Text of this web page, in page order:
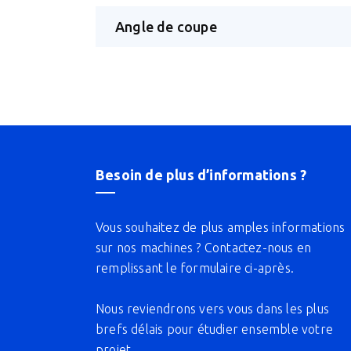
Angle de coupe
Besoin de plus d’informations ?
Vous souhaitez de plus amples informations
sur nos machines ? Contactez-nous en
remplissant le formulaire ci-après.
Nous reviendrons vers vous dans les plus
brefs délais pour étudier ensemble votre